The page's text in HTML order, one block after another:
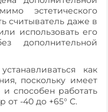
эстетического
считыватель даже в
использовать его
дополнительной
как
поскольку имеет
способен работать
от -40 до +65° С.